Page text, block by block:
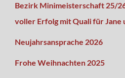
Bezirk Minimeisterschaft 25/
voller Erfolg mit Quali für Jane
Neujahrsansprache 2026
Frohe Weihnachten 2025